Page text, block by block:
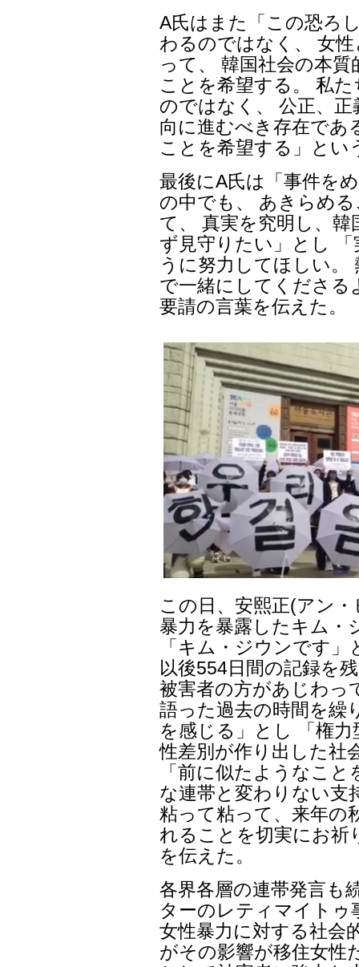
A氏はまた「この恐ろ
わるのではなく、 女
って、 韓国社会の本
ことを希望する。 私
のではなく、 公正、
向に進むべき存在であ
ことを希望する」とい
最後にA氏は「事件を
の中でも、 あきらめ
て、 真実を究明し、
ず見守りたい」とし
うに努力してほしい。
で一緒にしてくださる
要請の言葉を伝えた。
この日、安熙正(アン
暴力を暴露したキム・
「キム・ジウンです
以後554日間の記録を
被害者の方があじわっ
語った過去の時間を繰
を感じる」とし 「権
性差別が作り出した社
「前に似たようなこ
な連帯と変わりない支
粘って粘って、来年の
れることを切実にお祈
を伝えた。
各界各層の連帯発言も
ターのレティマイトゥ
女性暴力に対する社会
がその影響が移住女性